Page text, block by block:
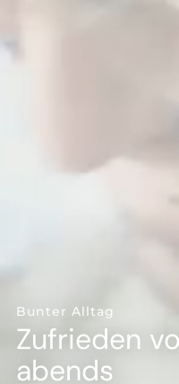
Bunter Alltag
Zufrieden
abends